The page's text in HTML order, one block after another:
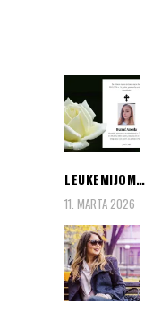
LEUKEMIJOM…
11. MARTA 2026